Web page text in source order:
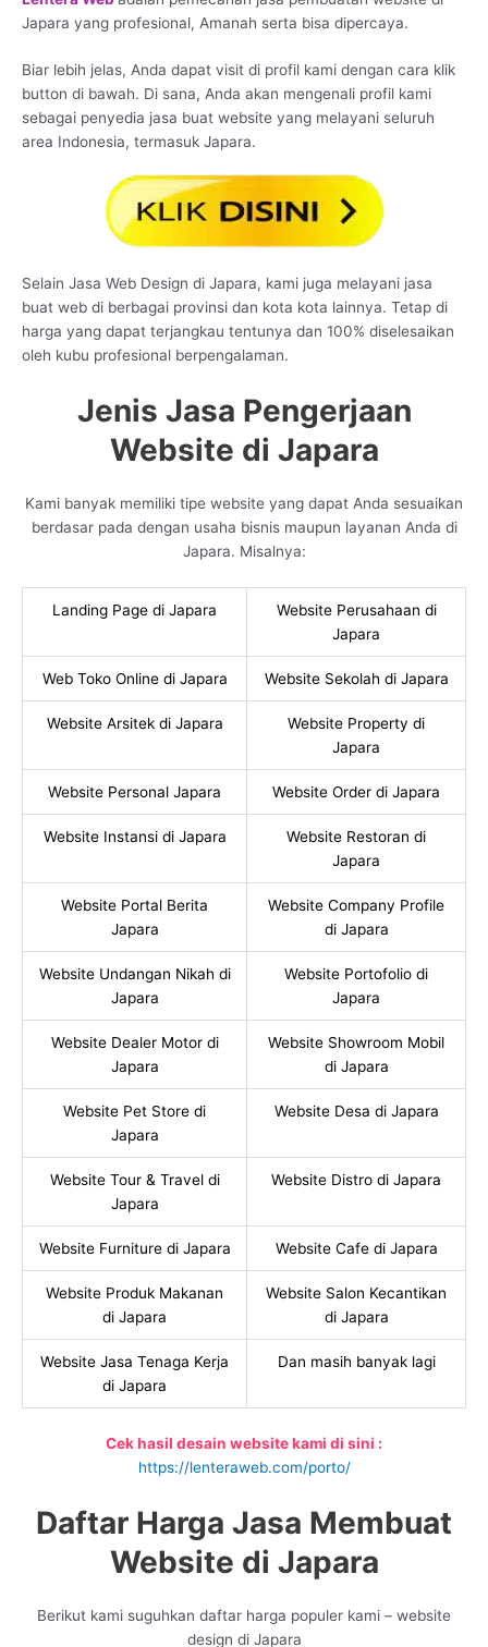
Japara yang profesional, Amanah serta bisa dipercaya.
Biar lebih jelas, Anda dapat visit di profil kami dengan cara klik
button di bawah. Di sana, Anda akan mengenali profil kami
sebagai penyedia jasa buat website yang melayani seluruh
area Indonesia, termasuk Japara.
Selain Jasa Web Design di Japara, kami juga melayani jasa
buat web di berbagai provinsi dan kota kota lainnya. Tetap di
harga yang dapat terjangkau tentunya dan 100% diselesaikan
oleh kubu profesional berpengalaman.
Jenis Jasa Pengerjaan
Website di Japara
Kami banyak memiliki tipe website yang dapat Anda sesuaikan
berdasar pada dengan usaha bisnis maupun layanan Anda di
Japara. Misalnya:
Landing Page di Japara
Website Perusahaan di
Japara
Web Toko Online di Japara Website Sekolah di Japara
Website Arsitek di Japara
Website Property di
Japara
Website Personal Japara Website Order di Japara
Website Instansi di Japara
Website Restoran di
Japara
Website Portal Berita
Japara
Website Company Profile
di Japara
Website Undangan Nikah di
Japara
Website Portofolio di
Japara
Website Dealer Motor di
Japara
Website Showroom Mobil
di Japara
Website Pet Store di
Japara
Website Desa di Japara
Website Tour & Travel di
Japara
Website Distro di Japara
Website Furniture di Japara Website Cafe di Japara
Website Produk Makanan
di Japara
Website Salon Kecantikan
di Japara
Website Jasa Tenaga Kerja
di Japara
Dan masih banyak lagi
Cek hasil desain website kami di sini :
https://lenteraweb.com/porto/
Daftar Harga Jasa Membuat
Website di Japara
Berikut kami suguhkan daftar harga populer kami – website
design di Japara